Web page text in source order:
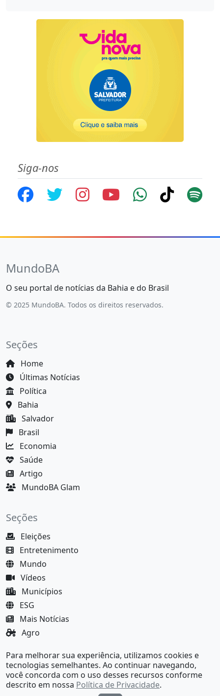
Siga-nos
MundoBA
O seu portal de notícias da Bahia e do Brasil
© 2025 MundoBA. Todos os direitos reservados.
Seções
Home
Últimas Notícias
Política
Bahia
Salvador
Brasil
Economia
Saúde
Artigo
MundoBA Glam
Seções
Eleições
Entretenimento
Mundo
Vídeos
Municípios
ESG
Mais Notícias
Agro
MundoBA Black
Para melhorar sua experiência, utilizamos cookies e
tecnologias semelhantes. Ao continuar navegando,
você concorda com o uso desses recursos conforme
descrito em nossa Política de Privacidade.